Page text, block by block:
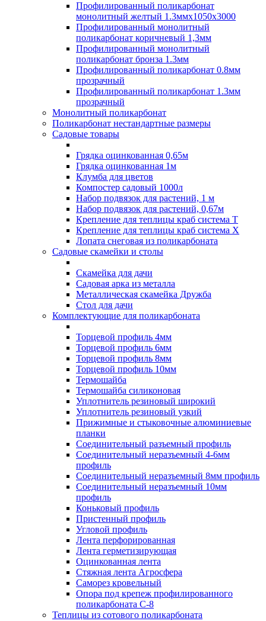
Профилированный поликарбонат
монолитный желтый 1.3ммх1050х3000
Профилированный монолитный
поликарбонат коричневый 1,3мм
Профилированный монолитный
поликарбонат бронза 1.3мм
Профилированный поликарбонат 0.8мм
прозрачный
Профилированный поликарбонат 1.3мм
прозрачный
Монолитный поликарбонат
Поликарбонат нестандартные размеры
Садовые товары
Грядка оцинкованная 0,65м
Грядка оцинкованная 1м
Клумба для цветов
Компостер садовый 1000л
Набор подвязок для растений, 1 м
Набор подвязок для растений, 0,67м
Крепление для теплицы краб система Т
Крепление для теплицы краб система Х
Лопата снеговая из поликарбоната
Садовые скамейки и столы
Скамейка для дачи
Садовая арка из металла
Металлическая скамейка Дружба
Стол для дачи
Комплектующие для поликарбоната
Торцевой профиль 4мм
Торцевой профиль 6мм
Торцевой профиль 8мм
Торцевой профиль 10мм
Термошайба
Термошайба силиконовая
Уплотнитель резиновый широкий
Уплотнитель резиновый узкий
Прижимные и стыковочные алюминиевые
планки
Соединительный разъемный профиль
Соединительный неразъемный 4-6мм
профиль
Соединительный неразъемный 8мм профиль
Соединительный неразъемный 10мм
профиль
Коньковый профиль
Пристенный профиль
Угловой профиль
Лента перфорированная
Лента герметизирующая
Оцинкованная лента
Стяжная лента Агросфера
Саморез кровельный
Опора под крепеж профилированного
поликарбоната С-8
Теплицы из сотового поликарбоната